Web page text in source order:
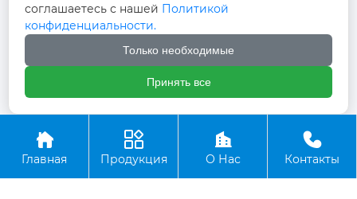
winston-xu@hengdingfan.com
+86-13806434669
 +86 13806434669
Copyright ©ООО Зибо Хенгдин Вентилятор

Главная

Продукция

О Нас

Контакты
соглашаетесь с нашей Политикой
конфиденциальности.
Только необходимые
Принять все